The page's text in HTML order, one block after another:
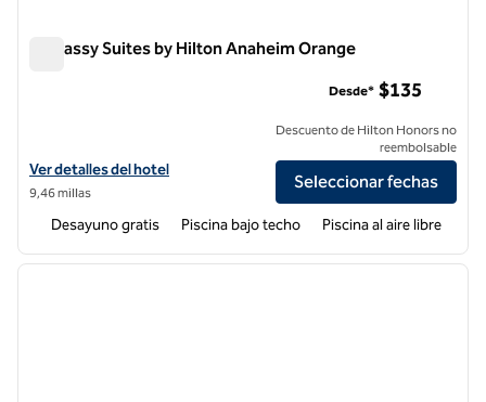
Embassy Suites by Hilton Anaheim Orange
Ver detalles del hotel Embassy Suites by Hilton Anaheim Orange
Ver detalles del hotel
9,46 millas
Desde* $135
Descuento de Hilton Honors no
reembolsable
Seleccionar fechas
Desayuno gratis Piscina bajo techo Piscina al aire libre
1 de 12